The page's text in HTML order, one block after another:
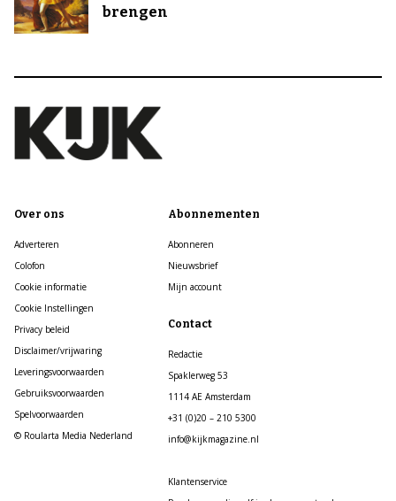
brengen
Over ons
Adverteren
Colofon
Cookie informatie
Cookie Instellingen
Privacy beleid
Disclaimer/vrijwaring
Leveringsvoorwaarden
Gebruiksvoorwaarden
Spelvoorwaarden
© Roularta Media Nederland
Abonnementen
Abonneren
Nieuwsbrief
Mijn account
Contact
Redactie
Spaklerweg 53
1114 AE Amsterdam
+31 (0)20 – 210 5300
info@kijkmagazine.nl
Klantenservice